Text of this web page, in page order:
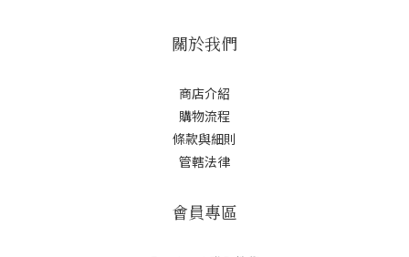
關於我們
商店介紹
購物流程
條款與細則
管轄法律
會員專區